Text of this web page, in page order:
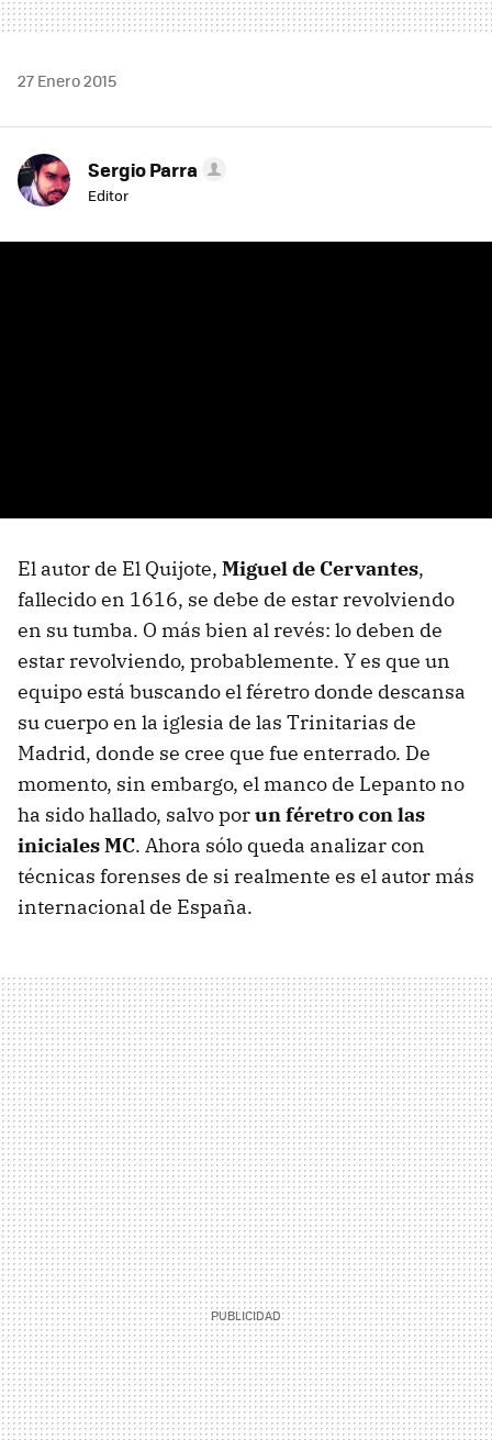
27 Enero 2015
Sergio Parra
Editor
El autor de El Quijote, Miguel de Cervantes,
fallecido en 1616, se debe de estar revolviendo
en su tumba. O más bien al revés: lo deben de
estar revolviendo, probablemente. Y es que un
equipo está buscando el féretro donde descansa
su cuerpo en la iglesia de las Trinitarias de
Madrid, donde se cree que fue enterrado. De
momento, sin embargo, el manco de Lepanto no
ha sido hallado, salvo porun féretro con las
iniciales MC. Ahora sólo queda analizar con
técnicas forenses de si realmente es el autor más
internacional de España.